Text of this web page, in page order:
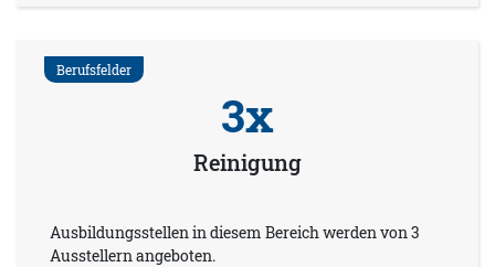
Berufsfelder
3x
Reinigung
Ausbildungsstellen in diesem Bereich werden von 3
Ausstellern angeboten.